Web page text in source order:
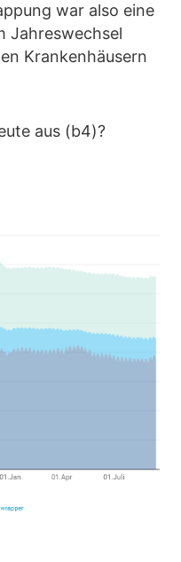
war also eine
Jahreswechsel
Krankenhäusern
aus (b4)?